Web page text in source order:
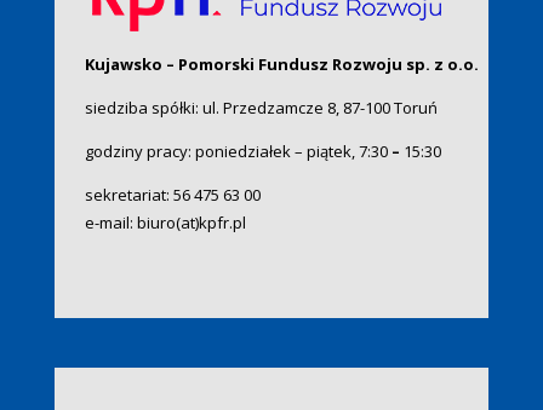
Kujawsko – Pomorski Fundusz Rozwoju sp. z o.o.
siedziba spółki: ul. Przedzamcze 8, 87-100 Toruń
godziny pracy: poniedziałek – piątek, 7:30– 15:30
sekretariat: 56 475 63 00
e-mail: biuro(at)kpfr.pl